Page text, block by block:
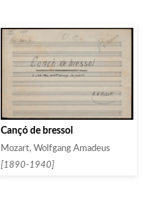
Cançó de bressol
Mozart, Wolfgang Amadeus
[1890-1940]